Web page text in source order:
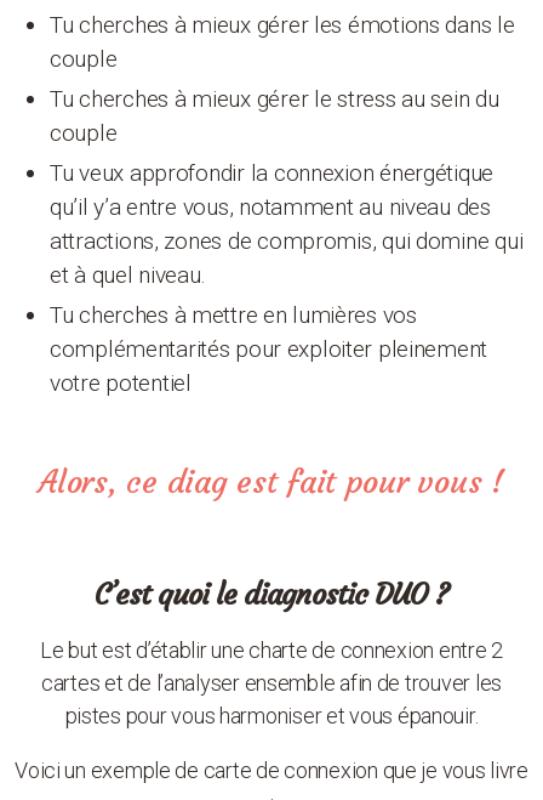
Tu cherches à mieux gérer les émotions dans le
couple
Tu cherches à mieux gérer le stress au sein du
couple
Tu veux approfondir la connexion énergétique
qu’il y’a entre vous, notamment au niveau des
attractions, zones de compromis, qui domine qui
et à quel niveau.
Tu cherches à mettre en lumières vos
complémentarités pour exploiter pleinement
votre potentiel
Alors, ce diag est fait pour vous !
C’est quoi le diagnostic DUO ?
Le but est d’établir une charte de connexion entre 2
cartes et de l’analyser ensemble afin de trouver les
pistes pour vous harmoniser et vous épanouir.
Voici un exemple de carte de connexion que je vous livre